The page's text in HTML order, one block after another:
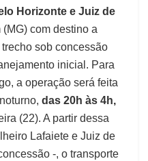
Horizonte e Juiz de
com destino a
sob concessão
inicial. Para
a operação será feita
das 20h às 4h,
(22). A partir dessa
Lafaiete e Juiz de
-, o transporte